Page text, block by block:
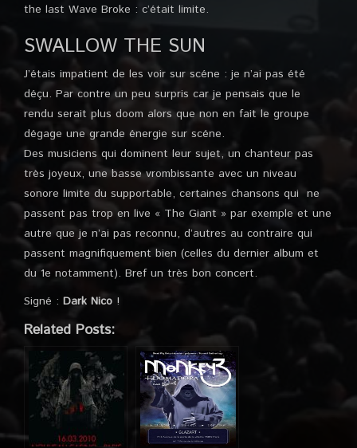
the last Wave Broke : c’était limite.
SWALLOW THE SUN
J’étais impatient de les voir sur scéne : je n’ai pas été
déçu. Par contre un peu surpris car je pensais que le
rendu serait plus doom alors que non en fait le groupe
dégage une grande énergie sur scéne.
Des musiciens qui dominent leur sujet, un chanteur pas
très joyeux, une basse vrombissante avec un niveau
sonore limite du supportable, certaines chansons qui ne
passent pas trop en live « The Giant » par exemple et une
autre que je n’ai pas reconnu, d’autres au contraire qui
passent magnifiquement bien (celles du dernier album et
du 1e notamment). Bref un très bon concert.
Signé : Dark Nico !
Related Posts: